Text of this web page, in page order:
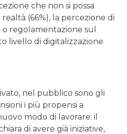
che non si possa
(66%), la percezione di
regolamentazione sul
livello di digitalizzazione
nel pubblico sono gli
i più propensi a
modo di lavorare: il
di avere già iniziative,